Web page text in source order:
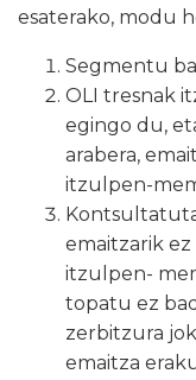
esaterako, modu
Segmentu
OLI tresnak
egingo du,
arabera,
itzulpen-
emaitzarik ez
itzulpen-
topatu ez
zerbitzura
emaitza